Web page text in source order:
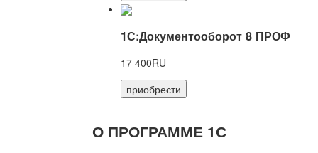
1С:Документооборот 8 ПРОФ
17 400RU
приобрести
О ПРОГРАММЕ 1С